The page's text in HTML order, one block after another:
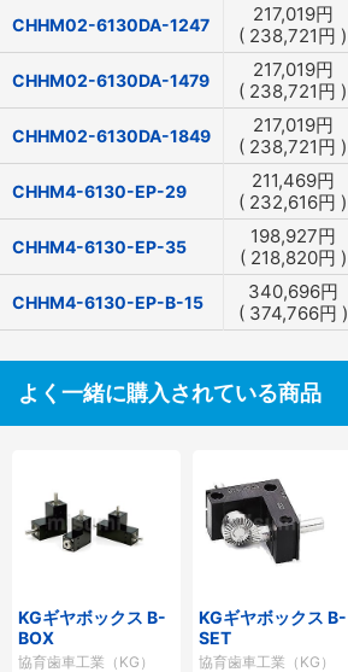
CHHM02-6130DA-1247 217,019円
( 238,721円 )
CHHM02-6130DA-1479 217,019円
( 238,721円 )
CHHM02-6130DA-1849 217,019円
( 238,721円 )
CHHM4-6130-EP-29 211,469円
( 232,616円 )
CHHM4-6130-EP-35 198,927円
( 218,820円 )
CHHM4-6130-EP-B-15 340,696円
( 374,766円 )
よく一緒に購入されている商品
KGギヤボックス B-
BOX
協育歯車工業（KG）
KGギヤボックス B-
SET
協育歯車工業（KG）